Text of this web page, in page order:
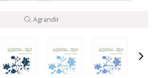
Agrandir